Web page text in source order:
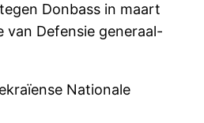
Donbass in maart
Defensie generaal-
Nationale